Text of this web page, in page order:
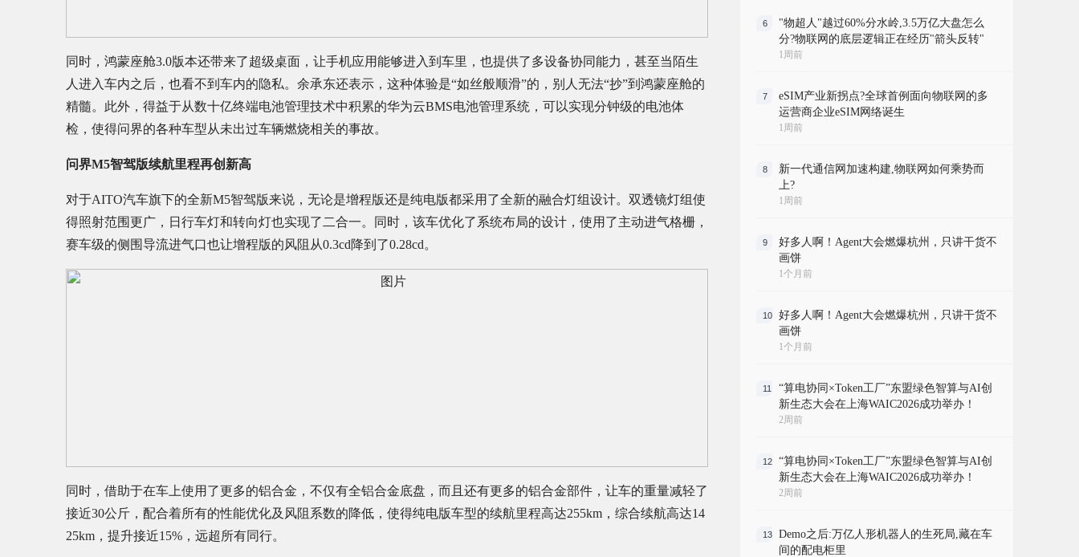
同时，鸿蒙座舱3.0版本还带来了超级桌面，让手机应用能够进入到车里，也提供了多设备协同能力，甚至当陌生
人进入车内之后，也看不到车内的隐私。余承东还表示，这种体验是“如丝般顺滑”的，别人无法“抄”到鸿蒙座舱的
精髓。此外，得益于从数十亿终端电池管理技术中积累的华为云BMS电池管理系统，可以实现分钟级的电池体
检，使得问界的各种车型从未出过车辆燃烧相关的事故。
问界M5智驾版续航里程再创新高
对于AITO汽车旗下的全新M5智驾版来说，无论是增程版还是纯电版都采用了全新的融合灯组设计。双透镜灯组使
得照射范围更广，日行车灯和转向灯也实现了二合一。同时，该车优化了系统布局的设计，使用了主动进气格栅，
赛车级的侧围导流进气口也让增程版的风阻从0.3cd降到了0.28cd。
同时，借助于在车上使用了更多的铝合金，不仅有全铝合金底盘，而且还有更多的铝合金部件，让车的重量减轻了
接近30公斤，配合着所有的性能优化及风阻系数的降低，使得纯电版车型的续航里程高达255km，综合续航高达14
25km，提升接近15%，远超所有同行。
6
"物超人"越过60%分水岭,3.5万亿大盘怎么
分?物联网的底层逻辑正在经历"箭头反转"
1周前
7
eSIM产业新拐点?全球首例面向物联网的多
运营商企业eSIM网络诞生
1周前
8
新一代通信网加速构建,物联网如何乘势而
上?
1周前
9
好多人啊！Agent大会燃爆杭州，只讲干货不
画饼
1个月前
10
好多人啊！Agent大会燃爆杭州，只讲干货不
画饼
1个月前
11
“算电协同×Token工厂”东盟绿色智算与AI创
新生态大会在上海WAIC2026成功举办！
2周前
12
“算电协同×Token工厂”东盟绿色智算与AI创
新生态大会在上海WAIC2026成功举办！
2周前
13
Demo之后:万亿人形机器人的生死局,藏在车
间的配电柜里